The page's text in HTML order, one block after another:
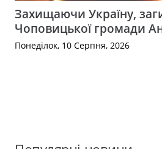
Захищаючи Україну,
Чоповицької громади
Понеділок, 10 Серпня, 2026